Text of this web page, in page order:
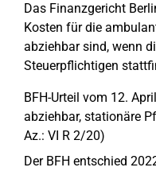
Das Finanzgericht
Kosten für die
abziehbar sind, wenn
Steuerpflichtigen
BFH-Urteil vom 12.
abziehbar, stationäre
Az.: VI R 2/20)
Der BFH entschied